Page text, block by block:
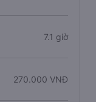
7.1 giờ
270.000 VNĐ